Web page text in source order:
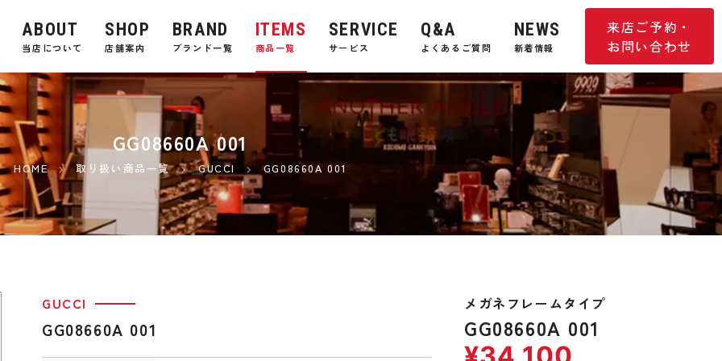
来店ご予約・
お問い合わせ
ABOUT
当店について
SHOP
店舗案内
BRAND
ブランド一覧
ITEMS
商品一覧
SERVICE
サービス
Q&A
よくあるご質問
NEWS
新着情報
GG08660A 001
HOME 取り扱い商品一覧 GUCCI GG08660A 001
メガネフレームタイプ
GG08660A 001
GUCCI
GG08660A 001